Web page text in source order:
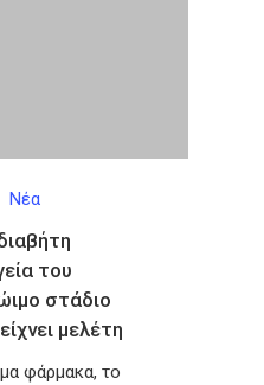
Νέα
του
στάδιο
μελέτη
φάρμακα, το